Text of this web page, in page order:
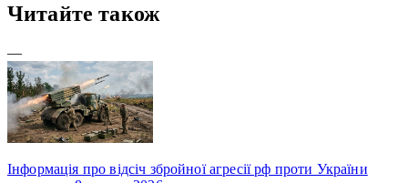
Читайте також
—
Інформація про відсіч збройної агресії рф проти України